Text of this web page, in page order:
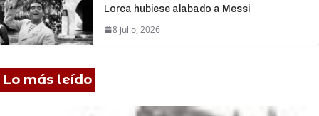
Lorca hubiese alabado a Messi
8 julio, 2026
Lo más leído